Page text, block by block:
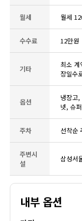
월세 월세
수수료 12만원
기타
최소
장일수
옵션
냉장고
넷, 슈
주차 선착순
주변시
설
삼성서
내부 옵션